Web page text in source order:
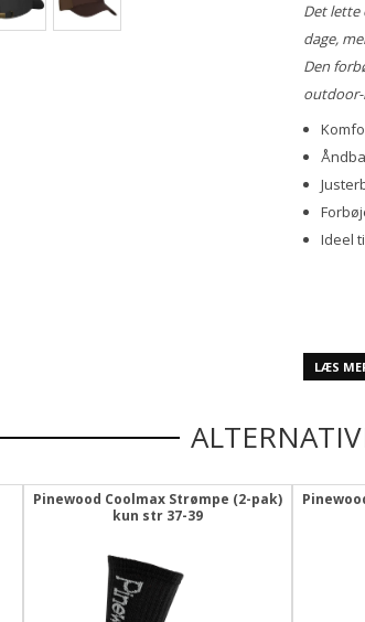
Det lette
dage,
Den
Ideel
LÆS
Pinewood Coolmax Strømpe (2-pak)
kun str 37-39